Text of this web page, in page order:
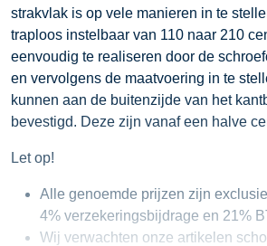
strakvlak is op vele manieren in te
traploos instelbaar van 110 naar 210
eenvoudig te realiseren door de
en vervolgens de maatvoering in te
kunnen aan de buitenzijde van het
bevestigd. Deze zijn vanaf een halve
Let op!
Alle genoemde prijzen zijn
4% verzekeringsbijdrage en 21%
Wij verwachten onze artikelen